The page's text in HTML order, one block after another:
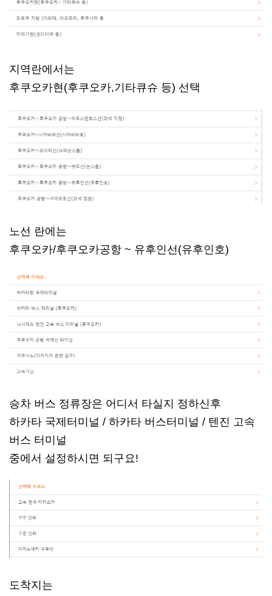
지역란에서는
후쿠오카현(후쿠오카,기타큐슈 등) 선택
노선 란에는
후쿠오카/후쿠오카공항 ~ 유후인선(유후인호)
승차 버스 정류장은 어디서 타실지 정하신후
하카타 국제터미널 / 하카타 버스터미널 / 텐진 고속
버스 터미널
중에서 설정하시면 되구요!
도착지는